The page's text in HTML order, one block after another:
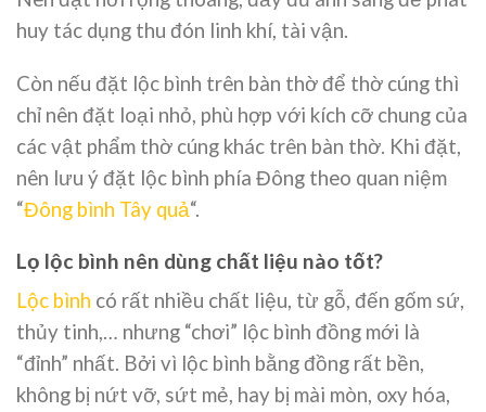
huy tác dụng thu đón linh khí, tài vận.
Còn nếu đặt lộc bình trên bàn thờ để thờ cúng thì
chỉ nên đặt loại nhỏ, phù hợp với kích cỡ chung của
các vật phẩm thờ cúng khác trên bàn thờ. Khi đặt,
nên lưu ý đặt lộc bình phía Đông theo quan niệm
“Đông bình Tây quả“.
Lọ lộc bình nên dùng chất liệu nào tốt?
Lộc bình có rất nhiều chất liệu, từ gỗ, đến gốm sứ,
thủy tinh,… nhưng “chơi” lộc bình đồng mới là
“đỉnh” nhất. Bởi vì lộc bình bằng đồng rất bền,
không bị nứt vỡ, sứt mẻ, hay bị mài mòn, oxy hóa,